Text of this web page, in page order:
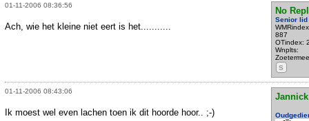
01-11-2006 08:36:56
No
Senior lid
887
OTindex:
Wnplts:
S
Ach, wie het kleine niet eert is het...........
01-11-2006 08:43:06
Jannick
Ik moest wel even lachen toen ik dit hoorde hoor.. ;-)